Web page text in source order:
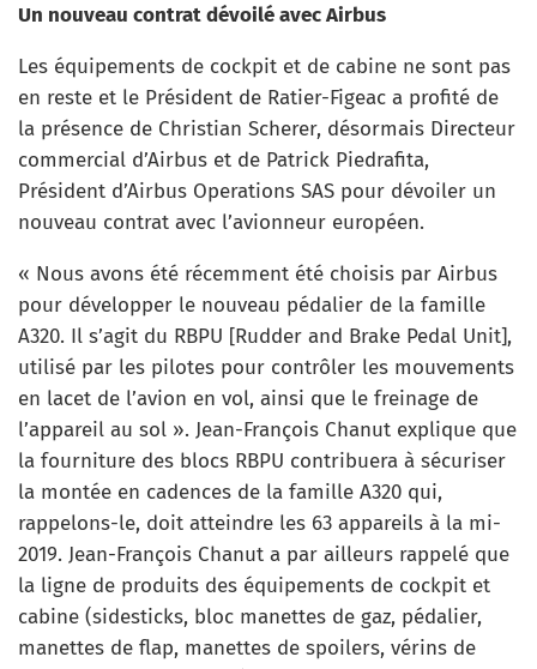
Un nouveau contrat dévoilé avec Airbus
Les équipements de cockpit et de cabine ne sont pas
en reste et le Président de Ratier-Figeac a profité de
la présence de Christian Scherer, désormais Directeur
commercial d’Airbus et de Patrick Piedrafita,
Président d’Airbus Operations SAS pour dévoiler un
nouveau contrat avec l’avionneur européen.
« Nous avons été récemment été choisis par Airbus
pour développer le nouveau pédalier de la famille
A320. Il s’agit du RBPU [Rudder and Brake Pedal Unit],
utilisé par les pilotes pour contrôler les mouvements
en lacet de l’avion en vol, ainsi que le freinage de
l’appareil au sol ». Jean-François Chanut explique que
la fourniture des blocs RBPU contribuera à sécuriser
la montée en cadences de la famille A320 qui,
rappelons-le, doit atteindre les 63 appareils à la mi-
2019. Jean-François Chanut a par ailleurs rappelé que
la ligne de produits des équipements de cockpit et
cabine (sidesticks, bloc manettes de gaz, pédalier,
manettes de flap, manettes de spoilers, vérins de